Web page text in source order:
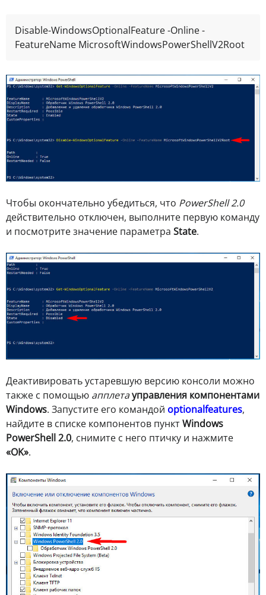
Disable-WindowsOptionalFeature -Online -
FeatureName MicrosoftWindowsPowerShellV2Root
Чтобы окончательно убедиться, что PowerShell 2.0
действительно отключен, выполните первую команду
и посмотрите значение параметра State.
Деактивировать устаревшую версию консоли можно
также с помощью апплетауправления компонентами
Windows. Запустите его командой optionalfeatures,
найдите в списке компонентов пунктWindows
PowerShell 2.0, снимите с него птичку и нажмите
«OK».